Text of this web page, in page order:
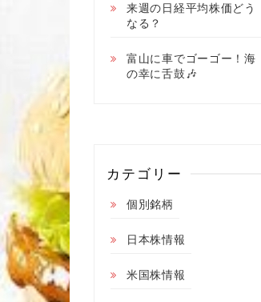
来週の日経平均株価どう
なる？
富山に車でゴーゴー！海
の幸に舌鼓🎶
カテゴリー
個別銘柄
日本株情報
米国株情報